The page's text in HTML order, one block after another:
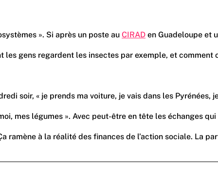
». Si après un poste au CIRAD en Guadeloupe et
gens regardent les insectes par exemple, et
soir, « je prends ma voiture, je vais dans les
mes légumes ». Avec peut-être en tête les échanges
à la réalité des finances de l’action sociale. La